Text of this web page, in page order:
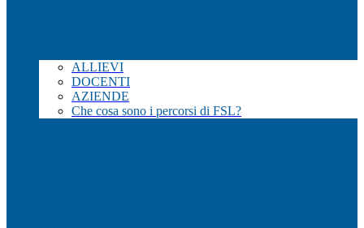
ALLIEVI
DOCENTI
AZIENDE
Che cosa sono i percorsi di FSL?